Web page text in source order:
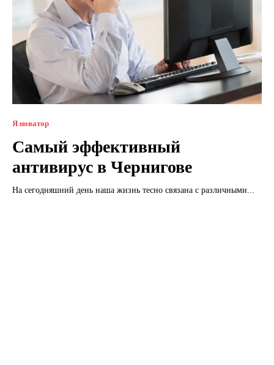
Я новатор
Самый эффективный
антивирус в Чернигове
На сегодняшний день наша жизнь тесно связана с различными...